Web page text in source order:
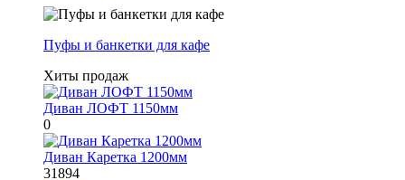
Пуфы и банкетки для кафе
Хиты продаж
Диван ЛОФТ 1150мм
0
Диван Каретка 1200мм
31894